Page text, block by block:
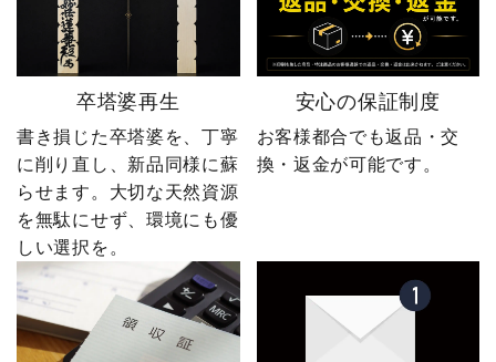
卒塔婆再生
書き損じた卒塔婆を、丁寧
に削り直し、新品同様に蘇
らせます。大切な天然資源
を無駄にせず、環境にも優
しい選択を。
安心の保証制度
お客様都合でも返品・交
換・返金が可能です。